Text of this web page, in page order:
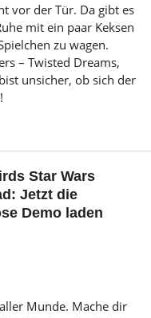
vor der Tür. Da gibt es
mit ein paar Keksen
zu wagen.
– Twisted Dreams,
unsicher, ob sich der
Star Wars
Jetzt die
Demo laden
Munde. Mache dir